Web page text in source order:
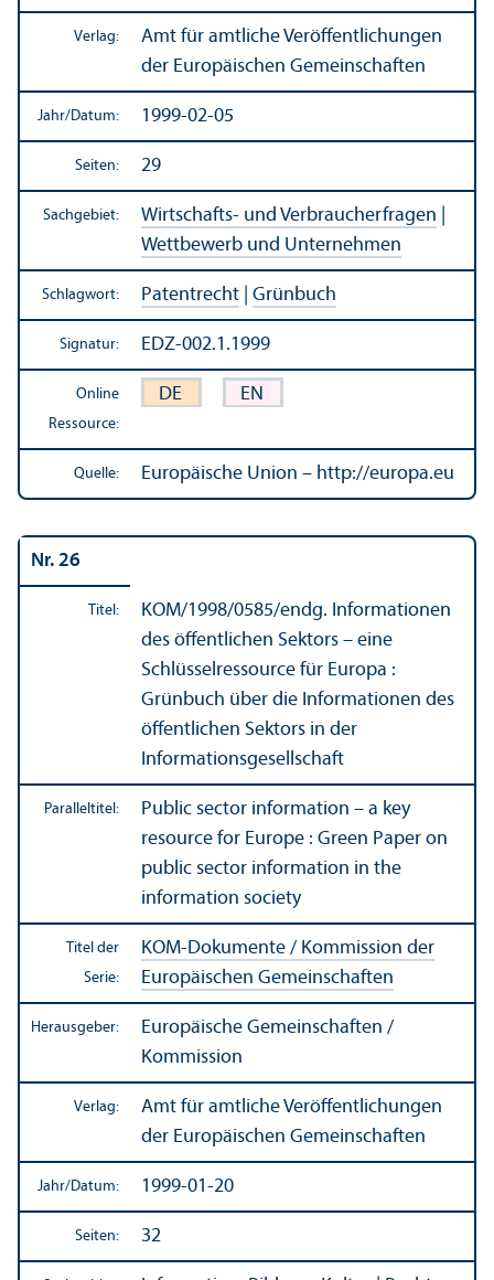
Verlag:
Amt für amtliche Veröffentlichungen
der Europäischen Gemeinschaften
Jahr/Datum: 1999-02-05
Seiten: 29
Sachgebiet: Wirtschafts- und Verbraucherfragen
Wettbewerb und Unter­nehmen
Schlagwort: Patentrecht Grünbuch
Signatur: EDZ-002.1.1999
Online
Ressource:
DE EN
Quelle: Europäische Union – http://europa.eu
Nr. 26
Titel: KOM/1998/0585/endg. Informationen
des öffentlichen Sektors – eine
Schlüsselressource für Europa :
Grünbuch über die Informationen des
öffentlichen Sektors in der
Informations­gesellschaft
Paralleltitel:
Public sector information – a key
resource for Europe : Green Paper on
public sector information in the
information society
Titel der
Serie:
KOM-Dokumente / Kommission der
Europäischen Gemeinschaften
Herausgeber:
Europäische Gemeinschaften /
Kommission
Verlag:
Amt für amtliche Veröffentlichungen
der Europäischen Gemeinschaften
Jahr/Datum: 1999-01-20
Seiten: 32